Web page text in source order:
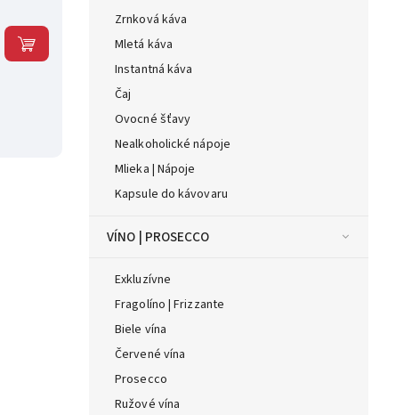
Zrnková káva
Mletá káva
Instantná káva
Čaj
Ovocné šťavy
Nealkoholické nápoje
Mlieka | Nápoje
Kapsule do kávovaru
VÍNO | PROSECCO
Exkluzívne
Fragolíno | Frizzante
Biele vína
Červené vína
Prosecco
Ružové vína